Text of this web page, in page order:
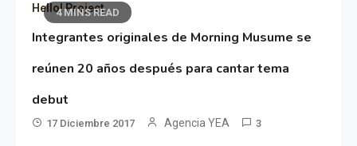
4 MINS READ
Hello! Project
Integrantes originales de Morning Musume se
reúnen 20 años después para cantar tema
debut
17 Diciembre 2017 Agencia YEA 3